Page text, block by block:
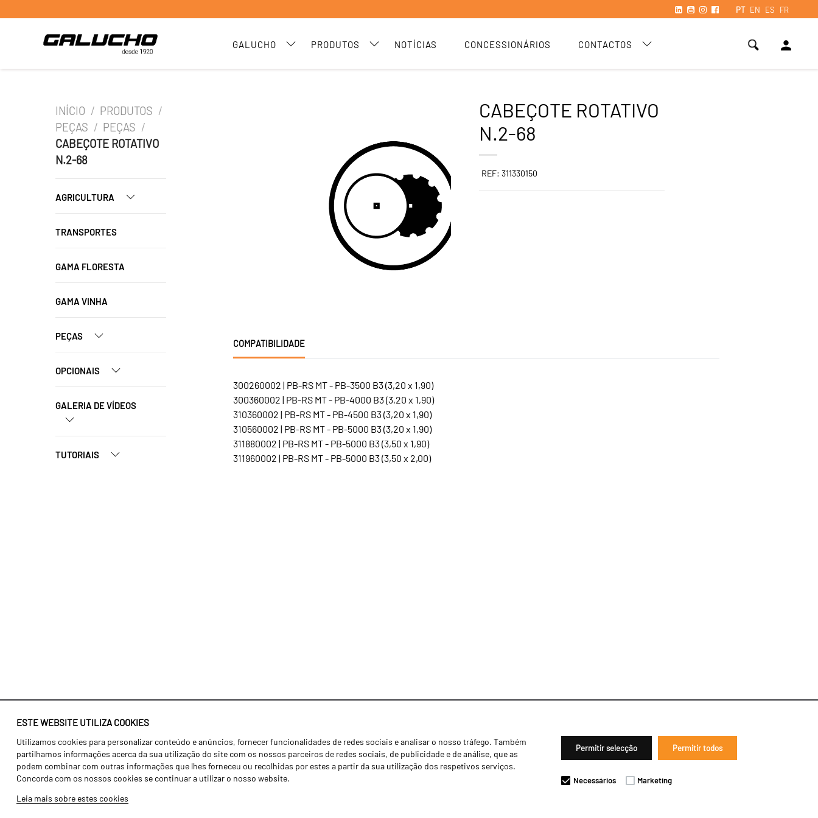
PT EN ES FR
GALUCHO PRODUTOS NOTÍCIAS CONCESSIONÁRIOS CONTACTOS person
ESTE WEBSITE UTILIZA COOKIES
Utilizamos cookies para personalizar conteúdo e anúncios, fornecer funcionalidades de redes sociais e analisar o nosso tráfego. Também
partilhamos informações acerca da sua utilização do site com os nossos parceiros de redes sociais, de publicidade e de análise, que as
podem combinar com outras informações que lhes forneceu ou recolhidas por estes a partir da sua utilização dos respetivos serviços.
Concorda com os nossos cookies se continuar a utilizar o nosso website.
Leia mais sobre estes cookies
Permitir selecção Permitir todos
Necessários Marketing
INÍCIO / PRODUTOS /
PEÇAS / PEÇAS /
CABEÇOTE ROTATIVO
N.2-68
AGRICULTURA
TRANSPORTES
GAMA FLORESTA
GAMA VINHA
PEÇAS
OPCIONAIS
GALERIA DE VÍDEOS
TUTORIAIS
CABEÇOTE ROTATIVO
N.2-68
REF: 311330150
COMPATIBILIDADE
300260002 | PB-RS MT - PB-3500 B3 (3,20 x 1,90)
300360002 | PB-RS MT - PB-4000 B3 (3,20 x 1,90)
310360002 | PB-RS MT - PB-4500 B3 (3,20 x 1,90)
310560002 | PB-RS MT - PB-5000 B3 (3,20 x 1,90)
311880002 | PB-RS MT - PB-5000 B3 (3,50 x 1,90)
311960002 | PB-RS MT - PB-5000 B3 (3,50 x 2,00)
Identidade
História
Fábrica / Produção
Recursos Humanos
Agricultura
Transportes
Gama Floresta
Notícias
Concessionários